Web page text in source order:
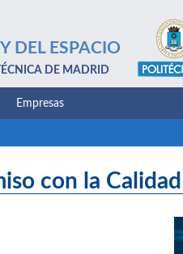
DEL ESPACIO
DE MADRID
Empresas
con la Calidad